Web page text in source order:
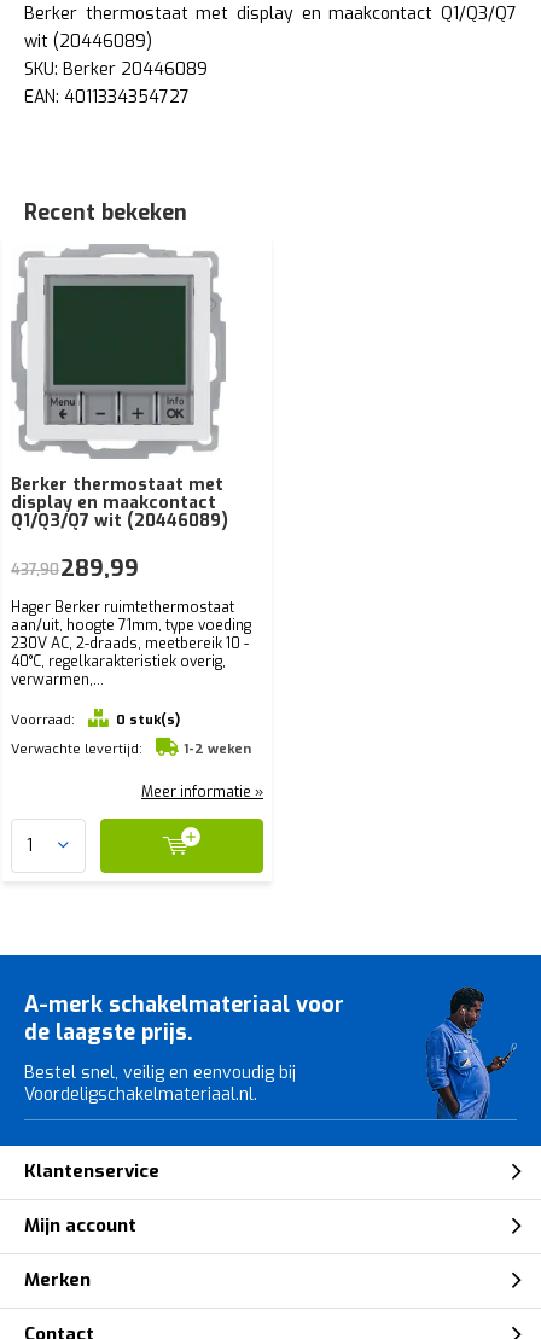
Berker thermostaat met display en maakcontact Q1/Q3/Q7
wit (20446089)
SKU: Berker 20446089
EAN: 4011334354727
Recent bekeken
Berker thermostaat met
display en maakcontact
Q1/Q3/Q7 wit (20446089)
Hager Berker ruimtethermostaat
aan/uit, hoogte 71mm, type voeding
230V AC, 2-draads, meetbereik 10 -
40°C, regelkarakteristiek overig,
verwarmen,...
Voorraad:
0 stuk(s)
Verwachte levertijd:
1-2 weken
437,90289,99
Meer informatie »
A-merk schakelmateriaal voor
de laagste prijs.
Bestel snel, veilig en eenvoudig bij
Voordeligschakelmateriaal.nl.
Klantenservice
Mijn account
Merken